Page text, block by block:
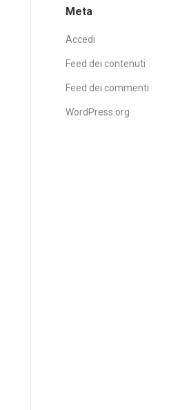
Meta
Accedi
Feed dei contenuti
Feed dei commenti
WordPress.org